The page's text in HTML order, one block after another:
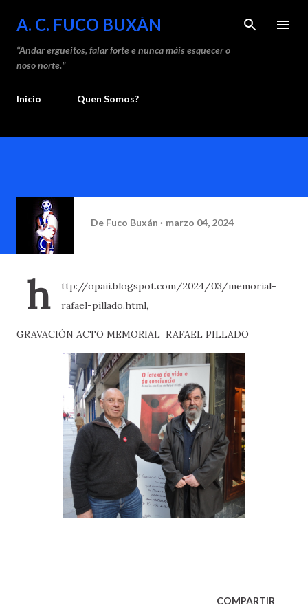
Saltar ao contido principal
A. C. FUCO BUXÁN
“Andar ergueitos, falar forte e nunca máis esquecer o
noso norte."
Inicio Quen Somos?
De Fuco Buxán marzo 04, 2024
h
ttp://opaii.blogspot.com/2024/03/memorial-
rafael-pillado.html,
GRAVACIÓN ACTO MEMORIAL RAFAEL PILLADO
COMPARTIR